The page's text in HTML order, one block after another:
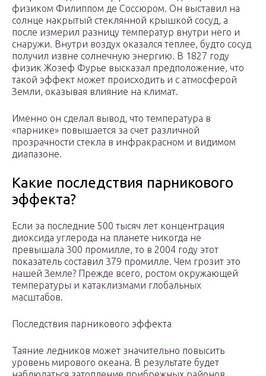
физиком Филиппом де Соссюром. Он выставил на
солнце накрытый стеклянной крышкой сосуд, а
после измерил разницу температур внутри него и
снаружи. Внутри воздух оказался теплее, будто сосуд
получил извне солнечную энергию. В 1827 году
физик Жозеф Фурье высказал предположение, что
такой эффект может происходить и с атмосферой
Земли, оказывая влияние на климат.
Именно он сделал вывод, что температура в
«парнике» повышается за счет различной
прозрачности стекла в инфракрасном и видимом
диапазоне.
Какие последствия парникового
эффекта?
Если за последние 500 тысяч лет концентрация
диоксида углерода на планете никогда не
превышала 300 промилле, то в 2004 году этот
показатель составил 379 промилле. Чем грозит это
нашей Земле? Прежде всего, ростом окружающей
температуры и катаклизмами глобальных
масштабов.
Последствия парникового эффекта
Таяние ледников может значительно повысить
уровень мирового океана. В результате будет